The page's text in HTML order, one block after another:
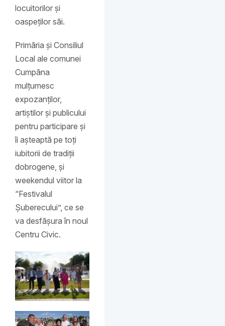
locuitorilor și
oaspeților săi.
Primăria și Consiliul
Local ale comunei
Cumpăna
mulțumesc
expozanților,
artiștilor și publicului
pentru participare și
îi așteaptă pe toți
iubitorii de tradiții
dobrogene, și
weekendul viitor la
“Festivalul
Șuberecului”, ce se
va desfășura în noul
Centru Civic.